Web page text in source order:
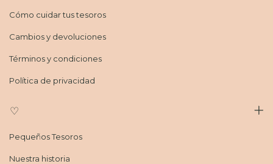
Cómo cuidar tus tesoros
Cambios y devoluciones
Términos y condiciones
Política de privacidad
♡
Pequeños Tesoros
Nuestra historia